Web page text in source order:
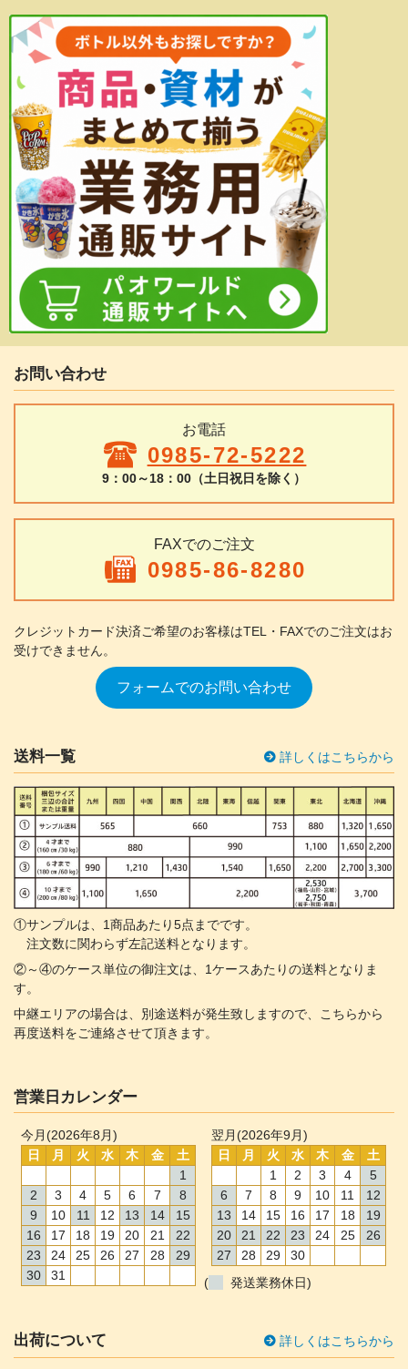
お問い合わせ
お電話
0985-72-5222
9：00～18：00（土日祝日を除く）
FAXでのご注文
0985-86-8280
クレジットカード決済ご希望のお客様はTEL・FAXでのご注文はお
受けできません。
フォームでのお問い合わせ
送料一覧 詳しくはこちらから
①サンプルは、1商品あたり5点までです。
注文数に関わらず左記送料となります。
②～④のケース単位の御注文は、1ケースあたりの送料となりま
す。
中継エリアの場合は、別途送料が発生致しますので、こちらから
再度送料をご連絡させて頂きます。
営業日カレンダー
今月(2026年8月)
日
月 火 水 木 金
土
1
2
3 4 5 6 7
8
9
10 11 12 13 14
15
16
17 18 19 20 21
22
23
24 25 26 27 28
29
30
31
翌月(2026年9月)
日
月 火 水 木 金
土
1
2 3 4
5
6
7 8 9 10 11
12
13
14 15 16 17 18
19
20
21 22 23 24 25
26
27
28 29
30
(
発送業務休日)
出荷について 詳しくはこちらから